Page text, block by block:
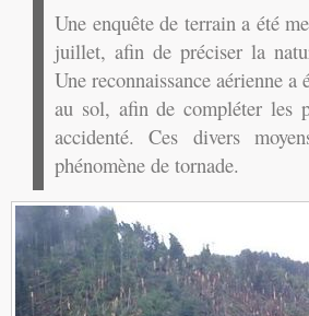
Une enquête de terrain a été
juillet, afin de préciser la
Une reconnaissance aérienne
au sol, afin de compléter les
accidenté. Ces divers
phénomène de tornade.